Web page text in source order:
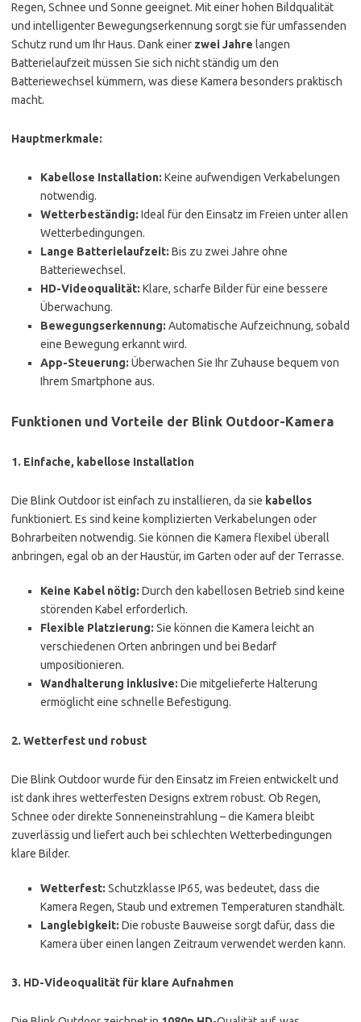
Regen, Schnee und Sonne geeignet. Mit einer hohen Bildqualität
und intelligenter Bewegungserkennung sorgt sie für umfassenden
Schutz rund um Ihr Haus. Dank einer zwei Jahre langen
Batterielaufzeit müssen Sie sich nicht ständig um den
Batteriewechsel kümmern, was diese Kamera besonders praktisch
macht.
Hauptmerkmale:
Kabellose Installation: Keine aufwendigen Verkabelungen
notwendig.
Wetterbeständig: Ideal für den Einsatz im Freien unter allen
Wetterbedingungen.
Lange Batterielaufzeit: Bis zu zwei Jahre ohne
Batteriewechsel.
HD-Videoqualität: Klare, scharfe Bilder für eine bessere
Überwachung.
Bewegungserkennung: Automatische Aufzeichnung, sobald
eine Bewegung erkannt wird.
App-Steuerung: Überwachen Sie Ihr Zuhause bequem von
Ihrem Smartphone aus.
Funktionen und Vorteile der Blink Outdoor-Kamera
1. Einfache, kabellose Installation
Die Blink Outdoor ist einfach zu installieren, da sie kabellos
funktioniert. Es sind keine komplizierten Verkabelungen oder
Bohrarbeiten notwendig. Sie können die Kamera flexibel überall
anbringen, egal ob an der Haustür, im Garten oder auf der Terrasse.
Keine Kabel nötig: Durch den kabellosen Betrieb sind keine
störenden Kabel erforderlich.
Flexible Platzierung: Sie können die Kamera leicht an
verschiedenen Orten anbringen und bei Bedarf
umpositionieren.
Wandhalterung inklusive: Die mitgelieferte Halterung
ermöglicht eine schnelle Befestigung.
2. Wetterfest und robust
Die Blink Outdoor wurde für den Einsatz im Freien entwickelt und
ist dank ihres wetterfesten Designs extrem robust. Ob Regen,
Schnee oder direkte Sonneneinstrahlung – die Kamera bleibt
zuverlässig und liefert auch bei schlechten Wetterbedingungen
klare Bilder.
Wetterfest: Schutzklasse IP65, was bedeutet, dass die
Kamera Regen, Staub und extremen Temperaturen standhält.
Langlebigkeit: Die robuste Bauweise sorgt dafür, dass die
Kamera über einen langen Zeitraum verwendet werden kann.
3. HD-Videoqualität für klare Aufnahmen